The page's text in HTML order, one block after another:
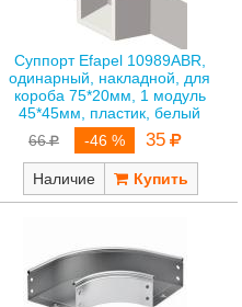
Суппорт Efapel 10989ABR,
одинарный, накладной, для
короба 75*20мм, 1 модуль
45*45мм, пластик, белый
66
-46 % 35
Наличие